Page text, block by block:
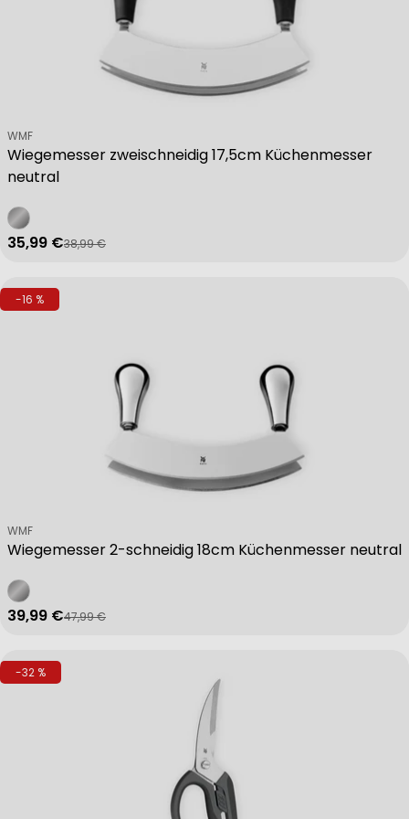
Non-IAB processing purposes:
Functional
Advertising
Wiegemesser zweischneidig 17,5cm Küchenmesser
neutral
Verkäufer:
WMF
Verkaufspreis
35,99 €
Regulärer Preis
38,99 €
-16 %
Wiegemesser 2-schneidig 18cm Küchenmesser neutral
Verkäufer:
WMF
Verkaufspreis
39,99 €
Regulärer Preis
47,99 €
-32 %